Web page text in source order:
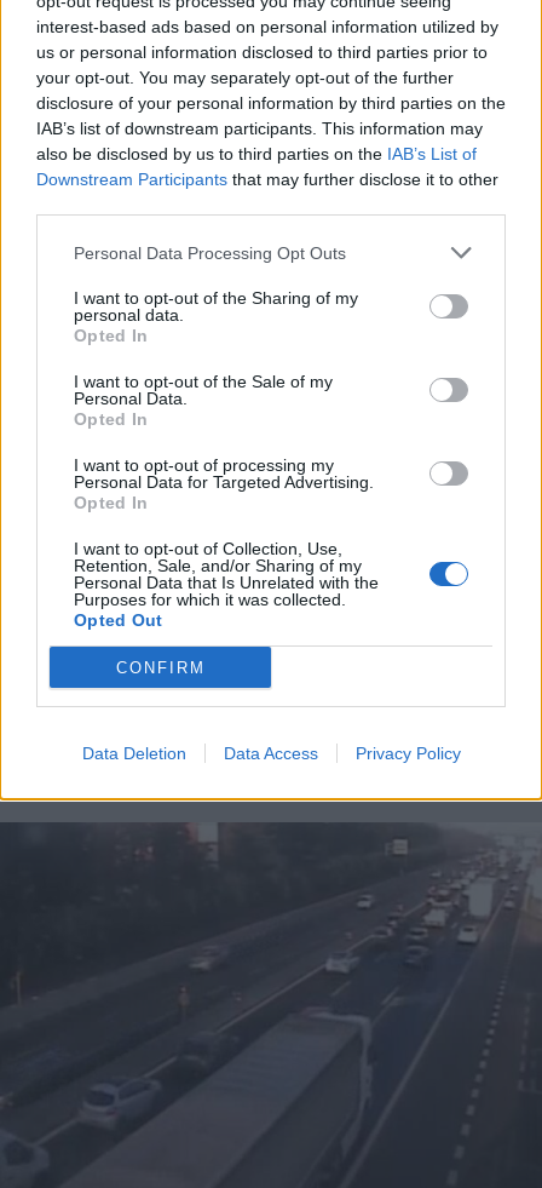
interest-based ads based on personal information utilized by
us or personal information disclosed to third parties prior to
your opt-out. You may separately opt-out of the further
disclosure of your personal information by third parties on the
IAB’s list of downstream participants. This information may
also be disclosed by us to third parties on the IAB’s List of
Downstream Participants that may further disclose it to other
Personal Data Processing Opt Outs
I want to opt-out of the Sharing of my
personal data.
Opted In
I want to opt-out of the Sale of my
Personal Data.
Opted In
I want to opt-out of processing my
Personal Data for Targeted Advertising.
Opted In
I want to opt-out of Collection, Use,
Retention, Sale, and/or Sharing of my
Personal Data that Is Unrelated with the
Purposes for which it was collected.
Opted Out
CONFIRM
Data Deletion Data Access Privacy Policy
ALTRE NOTIZIE DI CASTELLANZA
TEMPO LIBERO
Alfa sulla Via Francisca, tra acqua e